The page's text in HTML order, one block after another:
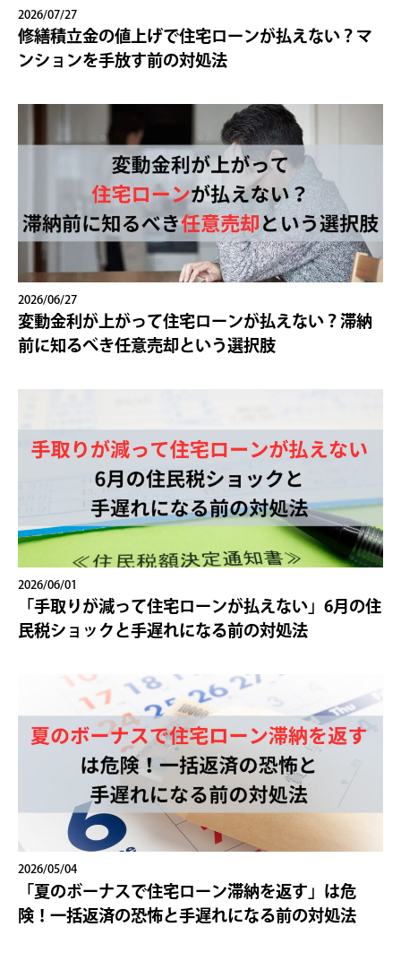
2026/07/27
修繕積立金の値上げで住宅ローンが払えない？マ
ンションを手放す前の対処法
2026/06/27
変動金利が上がって住宅ローンが払えない？滞納
前に知るべき任意売却という選択肢
2026/06/01
「手取りが減って住宅ローンが払えない」6月の住
民税ショックと手遅れになる前の対処法
2026/05/04
「夏のボーナスで住宅ローン滞納を返す」は危
険！一括返済の恐怖と手遅れになる前の対処法